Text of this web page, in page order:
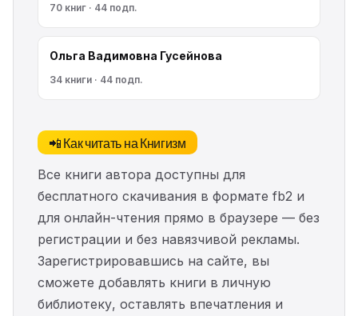
70 книг · 44 подп.
Ольга Вадимовна Гусейнова
34 книги · 44 подп.
📲 Как читать на Книгизм
Все книги автора доступны для
бесплатного скачивания в формате fb2 и
для онлайн-чтения прямо в браузере — без
регистрации и без навязчивой рекламы.
Зарегистрировавшись на сайте, вы
сможете добавлять книги в личную
библиотеку, оставлять впечатления и